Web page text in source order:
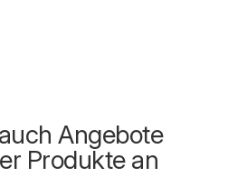
Angebote
Produkte an